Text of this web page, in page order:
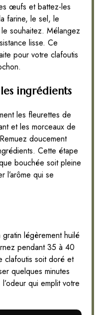
œufs et battez-les
farine, le sel, le
souhaitez. Mélangez
lisse. Ce
pour votre clafoutis
ingrédients
les fleurettes de
et les morceaux de
doucement
Cette étape
bouchée soit pleine
l’arôme qui se
légèrement huilé
pendant 35 à 40
clafoutis soit doré et
quelques minutes
qui emplit votre